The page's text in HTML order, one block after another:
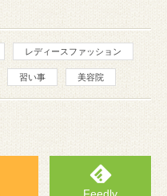
レディースファッション
習い事 美容院
Feedly